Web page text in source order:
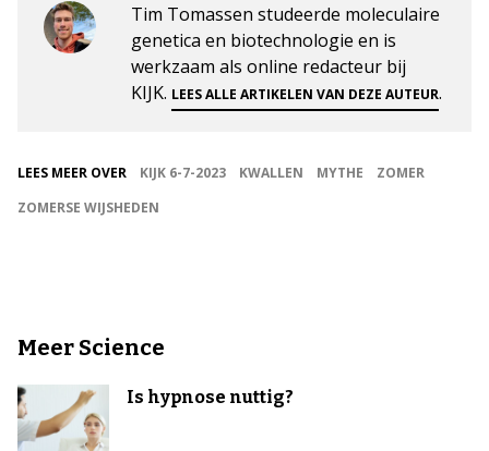
Tim Tomassen studeerde moleculaire
genetica en biotechnologie en is
werkzaam als online redacteur bij
KIJK. LEES ALLE ARTIKELEN VAN DEZE AUTEUR.
LEES MEER OVER KIJK 6-7-2023 KWALLEN MYTHE
ZOMER
ZOMERSE WIJSHEDEN
Meer Science
Is hypnose nuttig?